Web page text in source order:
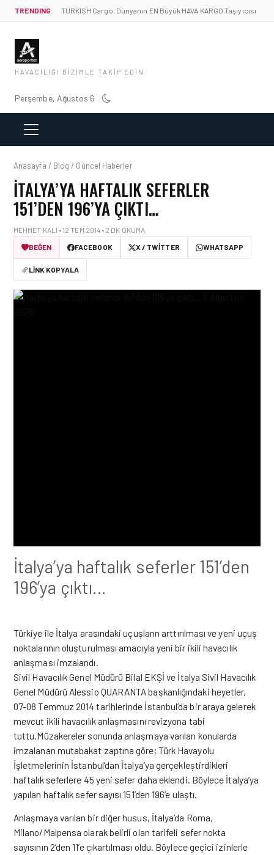
TRENDING TURKISH Cargo, Dünyanın EN Büyük HAVA KARGO Taşıyıcısı
HAVACILIĞI BIZIMLE TAKIP EDIN
Perşembe, Ağustos 6
Anasayfa / Blog / Güncel Haberler
İTALYA’YA HAFTALIK SEFERLER
151’DEN 196’YA ÇIKTI…
MEHMET KALI • 12 TEM 2014 • 2 DK OKUMA
BEĞEN
FACEBOOK X / TWITTER WHATSAPP
LINK KOPYALA
İtalya’ya haftalık seferler 151’den
196’ya çıktı…
Türkiye ile İtalya arasındaki uçuşların arttırılması ve yeni uçuş
noktalarının oluşturulması amacıyla yeni bir ikili havacılık
anlaşması imzalandı.
Sivil Havacılık Genel Müdürü Bilal EKŞİ ve İtalya Sivil Havacılık
Genel Müdürü Alessio QUARANTA başkanlığındaki heyetler,
07-08 Temmuz 2014 tarihlerinde İstanbul’da bir araya gelerek
mevcut ikili havacılık anlaşmasını revizyona tabi
tuttu.Müzakereler sonunda anlaşmaya varılan konularda
imzalanan mutabakat zaptına göre; Türk Havayolu
İşletmelerinin İstanbul’dan İtalya’ya gerçekleştirdikleri
haftalık seferlere 45 yeni sefer daha eklendi. Böylece İtalya’ya
yapılan haftalık sefer sayısı 151’den 196’e ulaştı.
Anlaşmaya varılan bir diğer husus, İtalya’da Roma,
Milano/Malpensa olarak belirli olan tarifeli sefer nokta
sayısının 2’den 11’e çıkartılması oldu. Böylece geçici izinlerle